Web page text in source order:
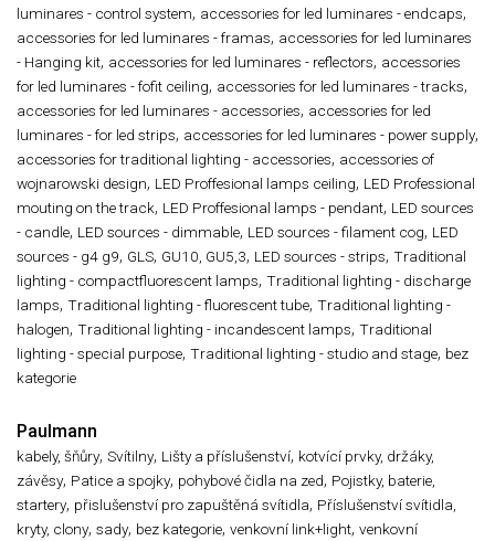
luminares - control system, accessories for led luminares - endcaps,
accessories for led luminares - framas, accessories for led luminares
- Hanging kit, accessories for led luminares - reflectors, accessories
for led luminares - fofit ceiling, accessories for led luminares - tracks,
accessories for led luminares - accessories, accessories for led
luminares - for led strips, accessories for led luminares - power supply,
accessories for traditional lighting - accessories, accessories of
wojnarowski design, LED Proffesional lamps ceiling, LED Professional
mouting on the track, LED Proffesional lamps - pendant, LED sources
- candle, LED sources - dimmable, LED sources - filament cog, LED
sources - g4 g9, GLS, GU10, GU5,3, LED sources - strips, Traditional
lighting - compactfluorescent lamps, Traditional lighting - discharge
lamps, Traditional lighting - fluorescent tube, Traditional lighting -
halogen, Traditional lighting - incandescent lamps, Traditional
lighting - special purpose, Traditional lighting - studio and stage, bez
kategorie
Paulmann
kabely, šňůry, Svítilny, Lišty a příslušenství, kotvící prvky, držáky,
závěsy, Patice a spojky, pohybové čidla na zed, Pojistky, baterie,
startery, přislušenství pro zapuštěná svítidla, Příslušenství svítidla,
kryty, clony, sady, bez kategorie, venkovní link+light, venkovní